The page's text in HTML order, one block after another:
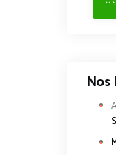
Nos